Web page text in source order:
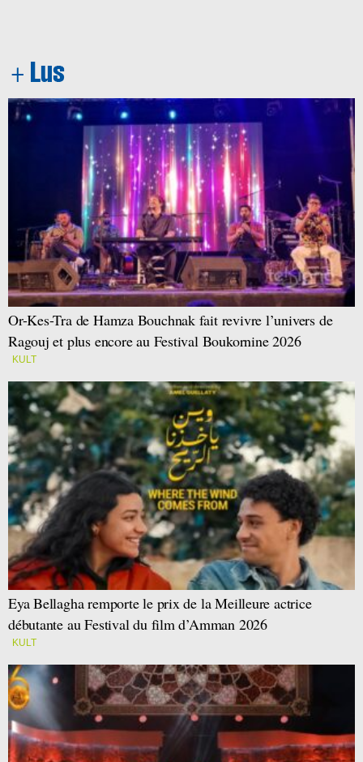
Or-Kes-Tra de Hamza Bouchnak fait revivre l’univers de
Ragouj et plus encore au Festival Boukornine 2026
KULT
Eya Bellagha remporte le prix de la Meilleure actrice
débutante au Festival du film d’Amman 2026
KULT